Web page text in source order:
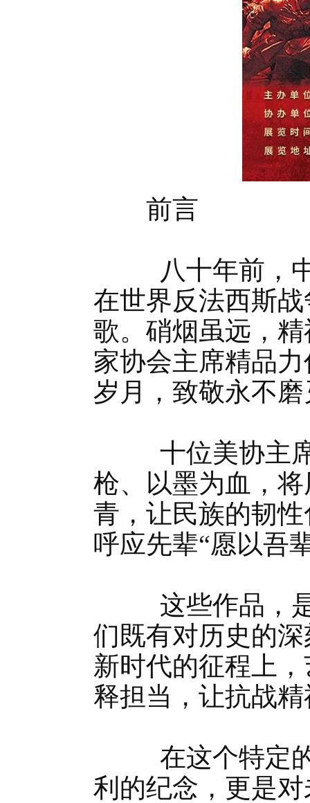
前言
八十年前，中
在世界反法西斯
歌。硝烟虽远，
家协会主席精品
岁月，致敬永不
十位美协主席
枪、以墨为血，
青，让民族的韧
呼应先辈“愿以吾
这些作品，是
们既有对历史的
新时代的征程上
释担当，让抗战
在这个特定的
利的纪念，更是